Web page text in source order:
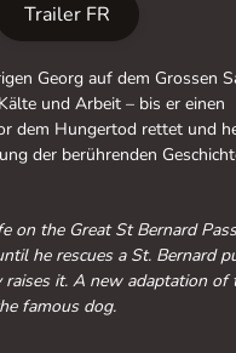
Trailer FR
Georg auf dem Grossen
und Arbeit – bis er einen
dem Hungertod rettet und
der berührenden
on the Great St Bernard
he rescues a St. Bernard
raises it. A new adaptation of
famous dog.